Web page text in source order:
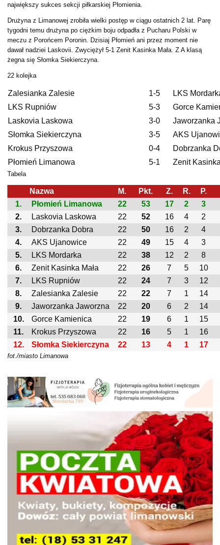
największy sukces sekcji piłkarskiej Płomienia.
Drużyna z Limanowej zrobiła wielki postęp w ciągu ostatnich 2 lat. Parę
tygodni temu drużyna po ciężkim boju odpadła z Pucharu Polski w
meczu z Porońcem Poronin. Dzisiaj Płomień ani przez moment nie
dawał nadziei Laskovii. Zwyciężył 5-1 Zenit Kasinka Mała. Z A klasą
żegna się Słomka Siekierczyna.
22 kolejka
Zalesianka Zalesie 1-5
LKS
LKS Rupniów
5-3
Gorce
Laskovia Laskowa
3-0
Jaworzanka
Słomka Siekierczyna
3-5
AKS
Krokus Przyszowa
0-4
Dobrzanka
Płomień Limanowa
5-1 Zenit
Tabela
Nazwa M. Pkt. Z. R.
P.
1.
Płomień Limanowa 22 53 17 2
3
2.
Laskovia Laskowa 22 52 16 4
2
3.
Dobrzanka Dobra 22 50 16 2
4
4.
AKS Ujanowice 22 49 15 4
3
5.
LKS Mordarka 22 38 12 2
8
6.
Zenit Kasinka Mała 22 26 7 5
10
7.
LKS Rupniów 22 24 7 3
12
8.
Zalesianka Zalesie 22 22 7 1
14
9.
Jaworzanka Jaworzna 22 20 6 2
14
10.
Gorce Kamienica 22 19 6 1
15
11.
Krokus Przyszowa 22 16 5 1
16
12.
Słomka Siekierczyna 22 13 4 1 17
fot./miasto Limanowa